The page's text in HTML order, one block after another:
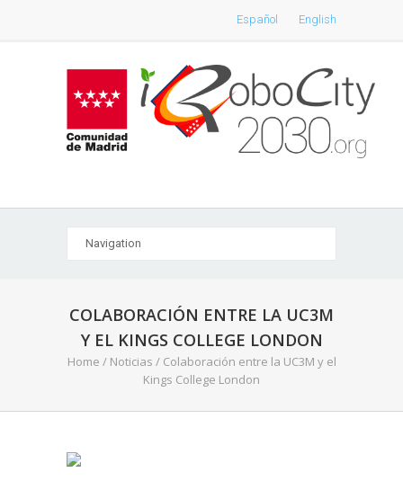
Español English
COLABORACIÓN ENTRE LA UC3M
Y EL KINGS COLLEGE LONDON
Home / Noticias / Colaboración entre la UC3M y el
Kings College London